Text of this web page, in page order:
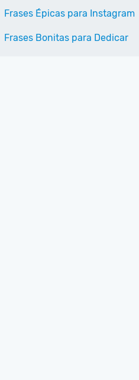
Frases Épicas para Instagram
Frases Bonitas para Dedicar